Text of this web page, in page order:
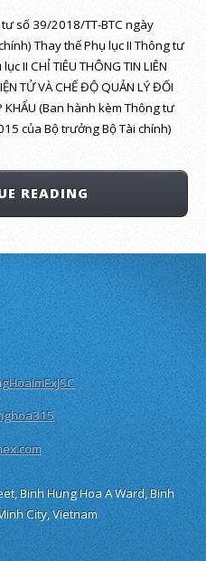
số 39/2018/TT-BTC ngày
Thay thế Phụ lục II Thông tư
II CHỈ TIÊU THÔNG TIN LIÊN
TỬ VÀ CHẾ ĐỘ QUẢN LÝ ĐỐI
KHẨU (Ban hành kèm Thông tư
của Bộ trưởng Bộ Tài chính)
READING
Binh Hung Hoa A Ward, Binh
City, Vietnam